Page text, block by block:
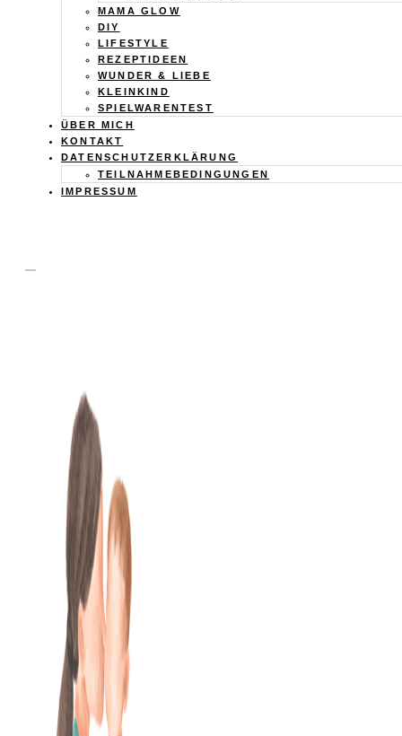
MAMA GLOW
DIY
LIFESTYLE
REZEPTIDEEN
WUNDER & LIEBE
KLEINKIND
SPIELWARENTEST
ÜBER MICH
KONTAKT
DATENSCHUTZERKLÄRUNG
TEILNAHMEBEDINGUNGEN
IMPRESSUM